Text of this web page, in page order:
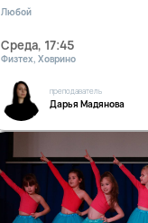
Любой
Среда, 17:45
Физтех, Ховрино
преподаватель
Дарья Мадянова